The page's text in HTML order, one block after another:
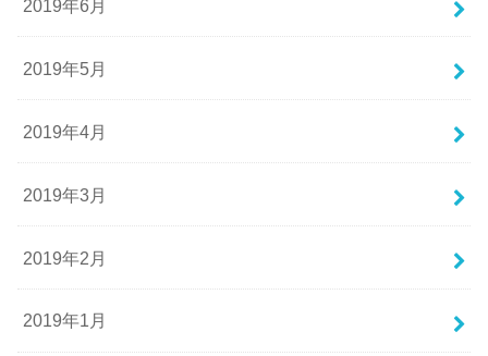
2019年6月
2019年5月
2019年4月
2019年3月
2019年2月
2019年1月